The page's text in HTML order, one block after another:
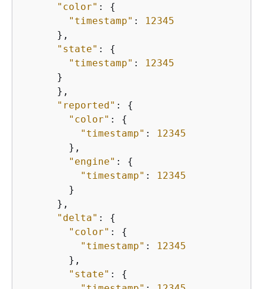
"color" : {
"timestamp" :
12345
      },
"state" : {
"timestamp" :
12345
      }
      },
"reported" : {
"color" : {
"timestamp" :
12345
        },
"engine" : {
"timestamp" :
12345
        }
      },
"delta" : {
"color" : {
"timestamp" :
12345
        },
"state" : {